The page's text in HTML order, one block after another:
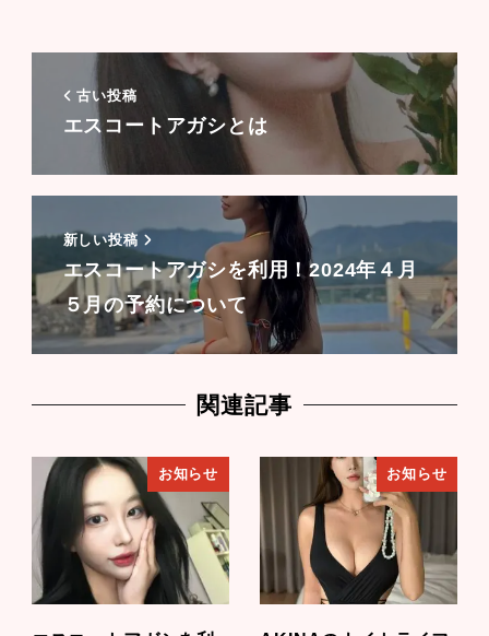
古い投稿
エスコートアガシとは
新しい投稿
エスコートアガシを利用！2024年４月
５月の予約について
関連記事
お知らせ お知らせ